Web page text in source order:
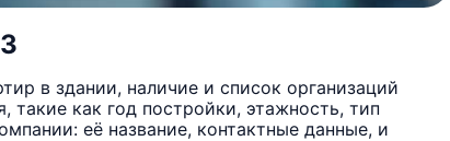
в здании, наличие и список организаций
как год постройки, этажность, тип
её название, контактные данные, и